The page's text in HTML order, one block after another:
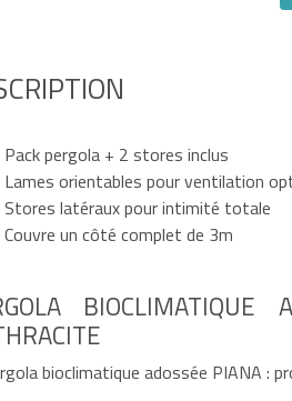
Pack pergola + 2 stores inclus
Lames orientables pour ventilation
Stores latéraux pour intimité totale
Couvre un côté complet de 3m
bioclimatique adossée PIANA :